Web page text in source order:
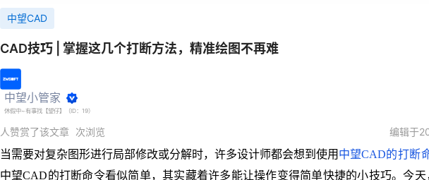
中望CAD
CAD技巧 | 掌握这几个打断方法，精准绘图不再难
中望小管家
休假中~有事找【望仔】（ID：19）
人赞赏了该文章 次浏览
编辑于
当需要对复杂图形进行局部修改或分解时，许多设计师都会想到使用 中望CAD的打断
中望CAD的打断命令看似简单，其实藏着许多能让操作变得简单快捷的小技巧。今天